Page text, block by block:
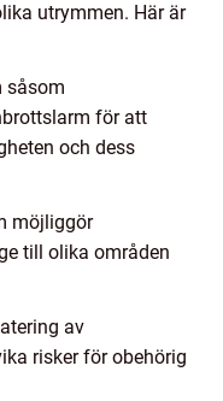
utrymmen. Här är
såsom
för att
och dess
möjliggör
till olika områden
av
risker för obehörig